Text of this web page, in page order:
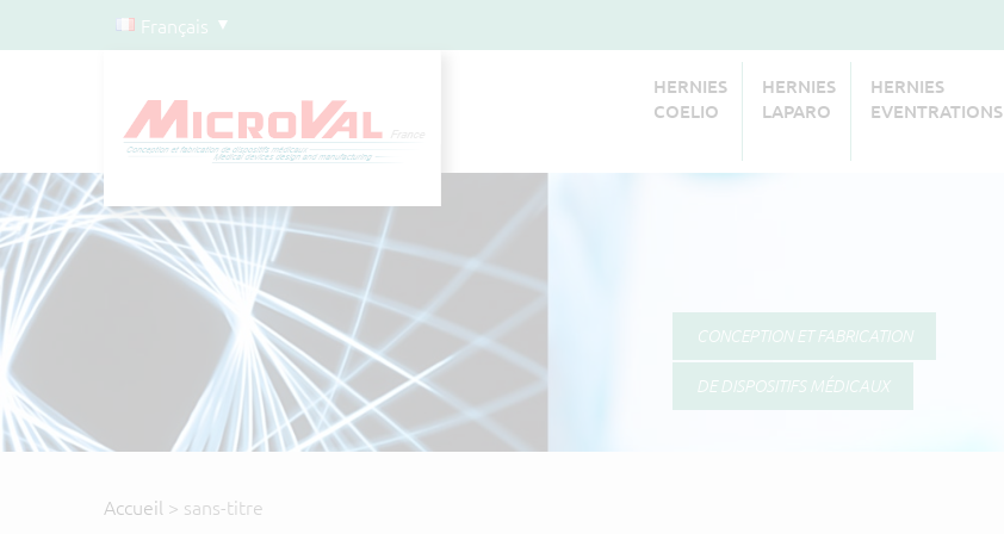
Français
HERNIES
COELIO
HERNIES
LAPARO
HERNIES
EVENTRATIONS
CONCEPTION ET FABRICATION
DE DISPOSITIFS MÉDICAUX
Accueil > sans-titre